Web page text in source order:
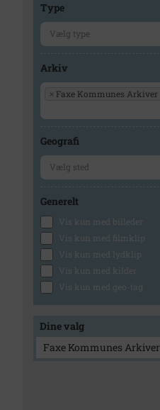
Type
Arkiv
× Faxe Kommunes Arkiver
Geografi
Generelt
Vis kun med billeder
Vis kun med filmklip
Vis kun med lydklip
Vis kun med kilder
Vis kun med geo-tag
Dine valg
Faxe Kommunes Arkiver